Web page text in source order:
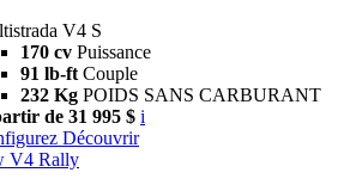
V4 S
170 cv Puissance
91 lb-ft Couple
232 Kg POIDS SANS CARBURANT
de 31 995 $ i
Découvrir
V4 Rally